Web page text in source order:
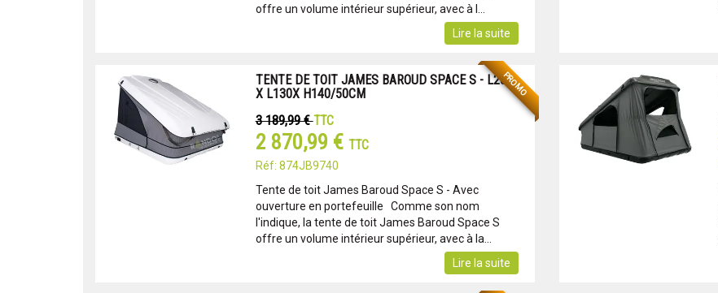
offre un volume intérieur supérieur, avec à l...
Lire la suite
PROMO
TENTE DE TOIT JAMES BAROUD SPACE S - L200
X L130X H140/50CM
3 189,99 €TTC
2 870,99 € TTC
Réf: 874JB9740
Tente de toit James Baroud Space S - Avec
ouverture en portefeuille Comme son nom
l'indique, la tente de toit James Baroud Space S
offre un volume intérieur supérieur, avec à la...
Lire la suite